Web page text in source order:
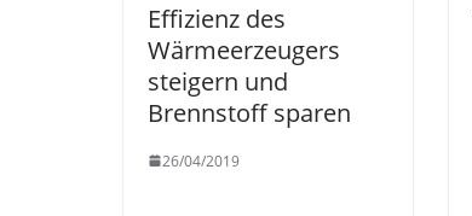
Effizienz des
Wärmeerzeugers
steigern und
Brennstoff sparen
26/04/2019